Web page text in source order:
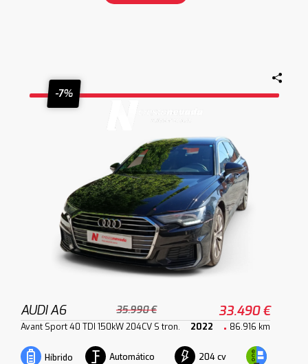
-7%
AUDI A6 35.990 € 33.490 €
Avant Sport 40 TDI 150kW 204CV S tron. 2022 86.916 km
Híbrido Automático 204 cv